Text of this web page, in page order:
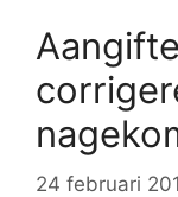
24 februari